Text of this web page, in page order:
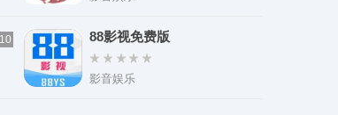
10 88影视免费版
影音娱乐